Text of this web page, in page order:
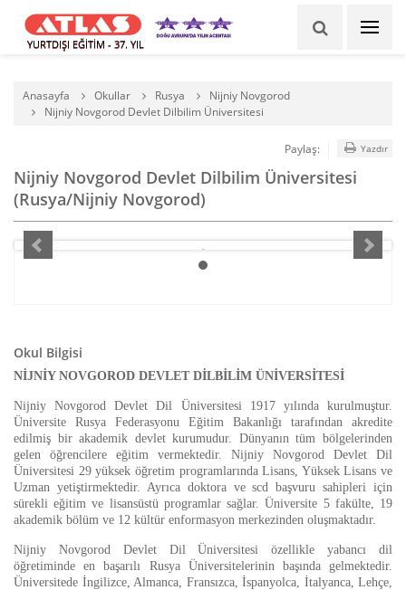
YURTDIŞI EĞİTİM - 37. YIL
Anasayfa Okullar Rusya
Nijniy Novgorod
Nijniy Novgorod Devlet Dilbilim Üniversitesi
Nijniy Novgorod Devlet Dilbilim Üniversitesi
(Rusya/Nijniy Novgorod)
Paylaş: Yazdır
Okul Bilgisi
NİJNİY NOVGOROD DEVLET DİLBİLİM ÜNİVERSİTESİ
Nijniy Novgorod Devlet Dil Üniversitesi 1917 yılında kurulmuştur.
Üniversite Rusya Federasyonu Eğitim Bakanlığı tarafından akredite
edilmiş bir akademik devlet kurumudur. Dünyanın tüm bölgelerinden
gelen öğrencilere eğitim vermektedir. Nijniy Novgorod Devlet Dil
Üniversitesi 29 yüksek öğretim programlarında Lisans, Yüksek Lisans ve
Uzman yetiştirmektedir. Ayrıca doktora ve scd başvuru sahipleri için
sürekli eğitim ve lisansüstü programlar sağlar. Üniversite 5 fakülte, 19
akademik bölüm ve 12 kültür enformasyon merkezinden oluşmaktadır.
Nijniy Novgorod Devlet Dil Üniversitesi özellikle yabancı dil
öğretiminde en başarılı Rusya Üniversitelerinin başında gelmektedir.
Üniversitede İngilizce, Almanca, Fransızca, İspanyolca, İtalyanca, Lehçe,